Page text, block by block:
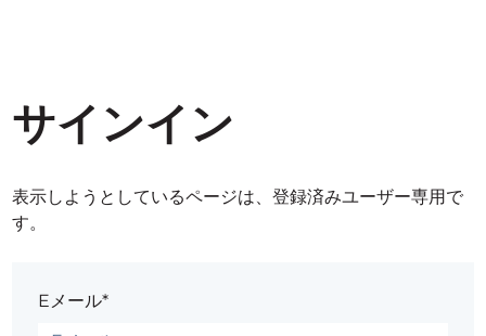
サインイン
表示しようとしているページは、登録済みユーザー専用で
す。
Eメール*